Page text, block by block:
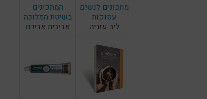
מתכונים לנשים
עסוקות
ליב עזריה
המתכונים
בשיטת המלוכה
אביבית אבירם